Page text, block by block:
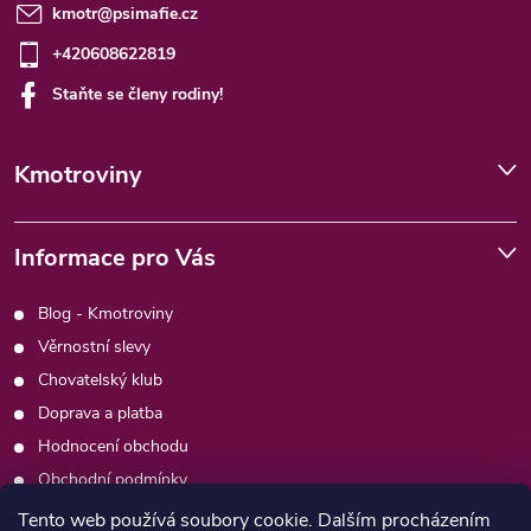
Tento web používá soubory cookie. Dalším procházením
kmotr@psimafie.cz
+420608622819
Staňte se členy rodiny!
Kmotroviny
Informace pro Vás
Blog - Kmotroviny
Věrnostní slevy
Chovatelský klub
Doprava a platba
Hodnocení obchodu
Obchodní podmínky
Podmínky ochrany osobních údajů